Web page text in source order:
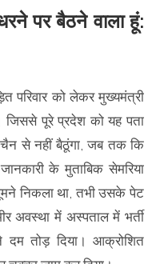
पर बैठने वाला हूं:
परिवार को लेकर मुख्यमंत्री
जिससे पूरे प्रदेश को यह पता
चैन से नहीं बैठूंगा, जब तक कि
के मुताबिक सेमरिया
निकला था, तभी उसके पेट
अवस्था में अस्पताल में भर्ती
दम तोड़ दिया। आक्रोशित